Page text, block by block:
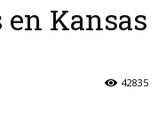
Kansas
42835